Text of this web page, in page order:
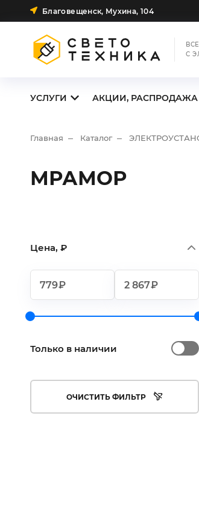
Благовещенск, Мухина, 104
С
УСЛУГИ АКЦИИ, РАСПРОДАЖА
Главная Каталог
МРАМОР
Цена, ₽
₽ ₽
Только в наличии
ОЧИСТИТЬ ФИЛЬТР